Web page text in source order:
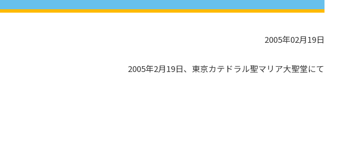
2005年02月19日
2005年2月19日、東京カテドラル聖マリア大聖堂にて